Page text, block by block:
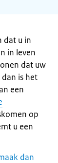
dat u in
in leven
dat uw
is het
een
op
u een
dan